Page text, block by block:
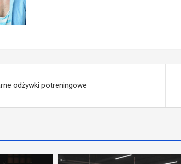
odżywki potreningowe